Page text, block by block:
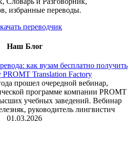
избранные переводы.
Наш Блог
как вузам бесплатно получить
PROMT Translation Factory
прошел очередной вебинар,
программе компании PROMT
учебных заведений. Вебинар
руководитель лингвистич
01.03.2026